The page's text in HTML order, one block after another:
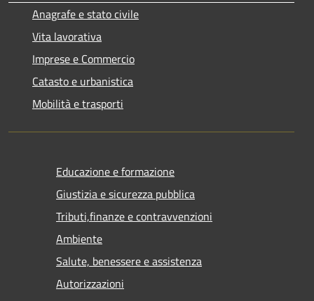
Anagrafe e stato civile
Vita lavorativa
Imprese e Commercio
Catasto e urbanistica
Mobilità e trasporti
Educazione e formazione
Giustizia e sicurezza pubblica
Tributi,finanze e contravvenzioni
Ambiente
Salute, benessere e assistenza
Autorizzazioni